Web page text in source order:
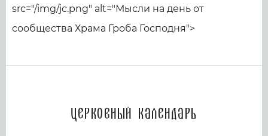
src="/img/jc.png" alt="Мысли на день от
сообщества Храма Гроба Господня">
Церковный календарь